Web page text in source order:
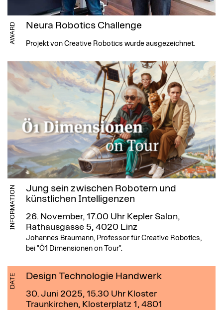
AWARD Neura Robotics Challenge
Projekt von Creative Robotics wurde ausgezeichnet.
INFORMATION
Jung sein zwischen Robotern und
künstlichen Intelligenzen
26. November, 17.00 Uhr Kepler Salon,
Rathausgasse 5, 4020 Linz
Johannes Braumann, Professor für Creative Robotics,
bei "Ö1 Dimensionen on Tour".
DATE Design Technologie Handwerk
30. Juni 2025, 15.30 Uhr Kloster
Traunkirchen, Klosterplatz 1, 4801